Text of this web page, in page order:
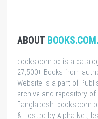
ABOUT
books.com.bd is a
27,500+ Books from
Website is a part of
archive and repository of
Bangladesh.
& Hosted by Alpha Net,